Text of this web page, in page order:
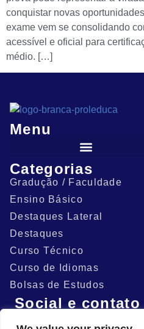
conquistar novas
exame vem se consolidando
acessível e oficial para
médio. […]
Menu
Categorias
Gradução / Faculdade
Ensino Básico
Destaques Lateral
Destaques
Curso Técnico
Curso de Idiomas
Bolsas de Estudos
Social e contato